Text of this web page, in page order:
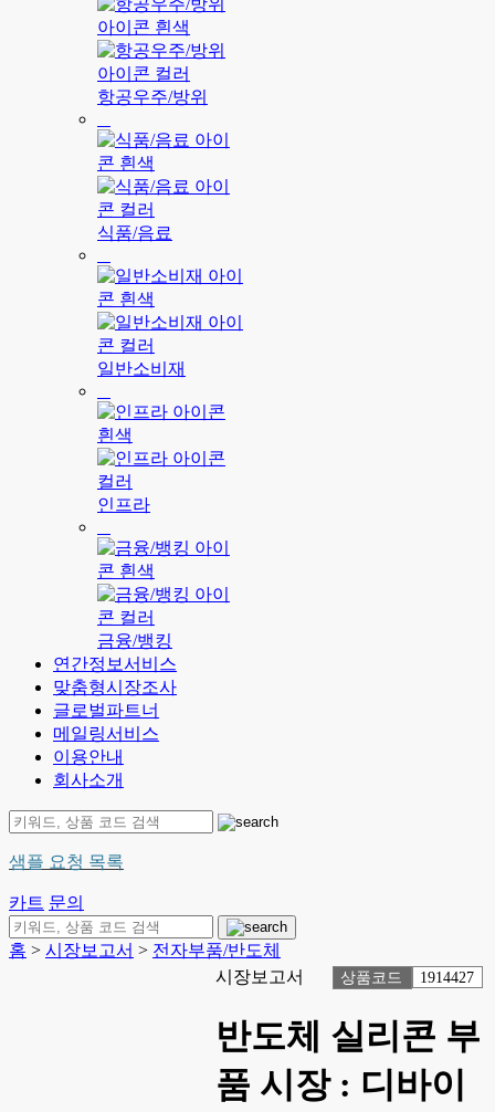
항공우주/방위
식품/음료
일반소비재
인프라
금융/뱅킹
연간정보서비스
맞춤형시장조사
글로벌파트너
메일링서비스
이용안내
회사소개
샘플 요청 목록
카트 문의
홈 > 시장보고서 > 전자부품/반도체
시장보고서
상품코드 1914427
반도체 실리콘 부
품 시장 : 디바이